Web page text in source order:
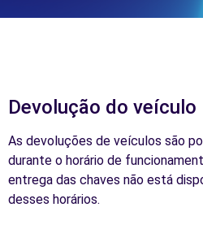
Devolução do veículo
As devoluções de veículos são
durante o horário de
entrega das chaves não está
desses horários.